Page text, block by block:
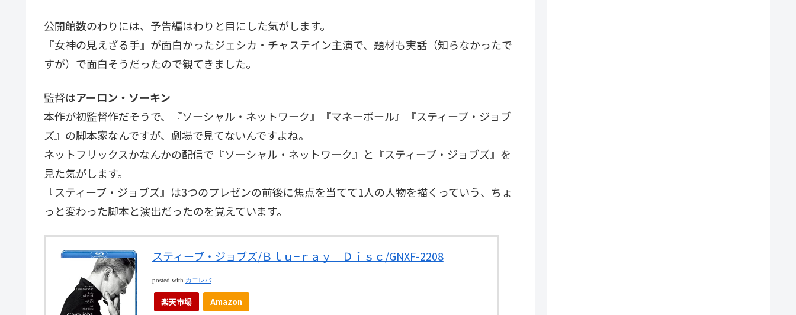
公開館数のわりには、予告編はわりと目にした気がします。
『女神の見えざる手』が面白かったジェシカ・チャステイン主演で、題材も実話（知らなかったで
すが）で面白そうだったので観てきました。
監督はアーロン・ソーキン
本作が初監督作だそうで、『ソーシャル・ネットワーク』『マネーボール』『スティーブ・ジョブ
ズ』の脚本家なんですが、劇場で見てないんですよね。
ネットフリックスかなんかの配信で『ソーシャル・ネットワーク』と『スティーブ・ジョブズ』を
見た気がします。
『スティーブ・ジョブズ』は3つのプレゼンの前後に焦点を当てて1人の人物を描くっていう、ちょ
っと変わった脚本と演出だったのを覚えています。
スティーブ・ジョブズ/Ｂｌｕ−ｒａｙ Ｄｉｓｃ/GNXF-2208
posted with カエレバ
楽天市場 Amazon